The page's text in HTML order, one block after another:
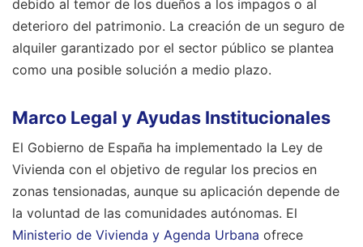
debido al temor de los dueños a los impagos o al
deterioro del patrimonio. La creación de un seguro de
alquiler garantizado por el sector público se plantea
como una posible solución a medio plazo.
Marco Legal y Ayudas Institucionales
El Gobierno de España ha implementado la Ley de
Vivienda con el objetivo de regular los precios en
zonas tensionadas, aunque su aplicación depende de
la voluntad de las comunidades autónomas. El
Ministerio de Vivienda y Agenda Urbana ofrece